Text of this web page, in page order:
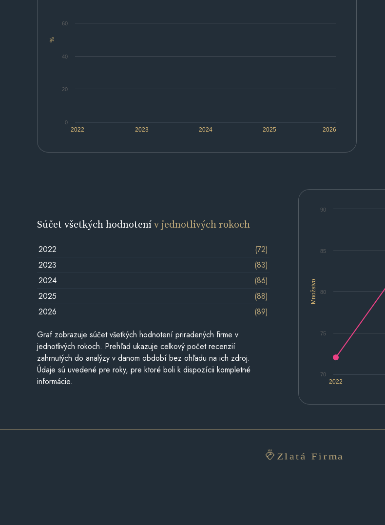
%
2022 2023 2024 2025 2026
0
20
40
60
Množstvo
2022
70
75
80
85
90
Súčet všetkých hodnotenív jednotlivých rokoch
2022
(72)
2023
(83)
2024
(86)
2025
(88)
2026
(89)
Graf zobrazuje súčet všetkých hodnotení priradených firme v
jednotlivých rokoch. Prehľad ukazuje celkový počet recenzií
zahrnutých do analýzy v danom období bez ohľadu na ich zdroj.
Údaje sú uvedené pre roky, pre ktoré boli k dispozícii kompletné
informácie.